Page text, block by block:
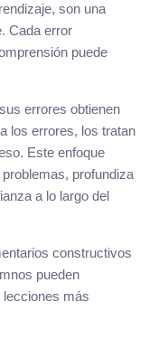
son una
Cada error
puede
errores obtienen
los errores, los tratan
Este enfoque
profundiza
a lo largo del
constructivos
pueden
más